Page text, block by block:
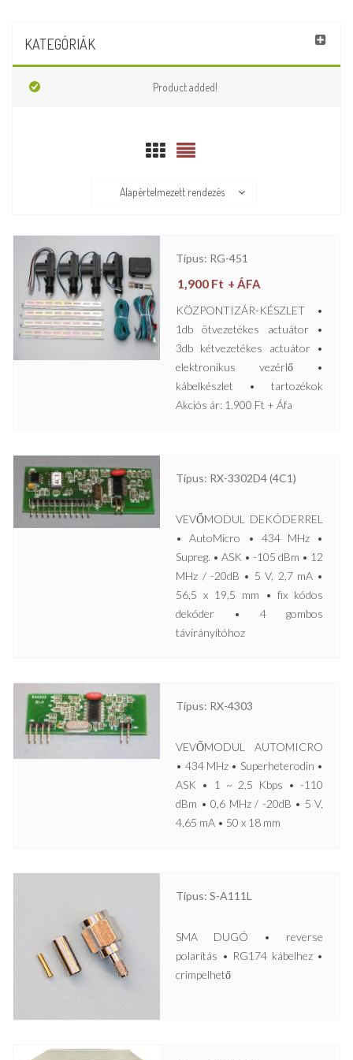
KATEGÓRIÁK
Product added!
Alapértelmezett rendezés
Típus: RG-451
1,900 Ft + ÁFA
KÖZPONTIZÁR-KÉSZLET •
1db ötvezetékes actuátor •
3db kétvezetékes actuátor •
elektronikus vezérlő •
kábelkészlet • tartozékok
Akciós ár: 1.900 Ft + Áfa
Típus: RX-3302D4 (4C1)
VEVŐMODUL DEKÓDERREL
• AutoMicro • 434 MHz •
Supreg. • ASK • -105 dBm • 12
MHz / -20dB • 5 V, 2,7 mA •
56,5 x 19,5 mm • fix kódos
dekóder • 4 gombos
távirányítóhoz
Típus: RX-4303
VEVŐMODUL AUTOMICRO
• 434 MHz • Superheterodin •
ASK • 1 ~ 2,5 Kbps • -110
dBm • 0,6 MHz / -20dB • 5 V,
4,65 mA • 50 x 18 mm
Típus: S-A111L
SMA DUGÓ • reverse
polarítás • RG174 kábelhez •
crimpelhető